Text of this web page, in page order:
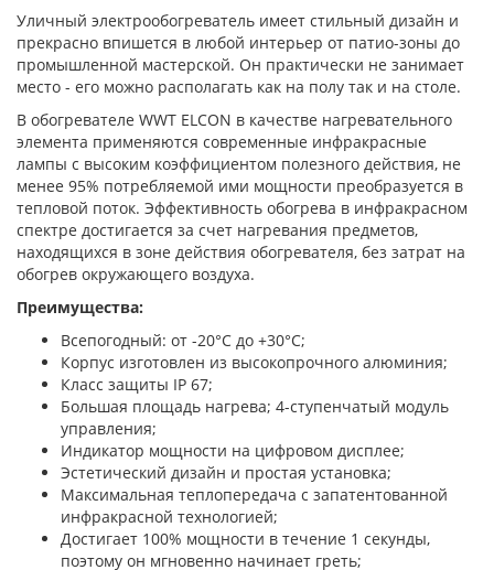
Уличный электрообогреватель имеет стильный дизайн и
прекрасно впишется в любой интерьер от патио-зоны до
промышленной мастерской. Он практически не занимает
место - его можно располагать как на полу так и на столе.
В обогревателе WWT ELCON в качестве нагревательного
элемента применяются современные инфракрасные
лампы с высоким коэффициентом полезного действия, не
менее 95% потребляемой ими мощности преобразуется в
тепловой поток. Эффективность обогрева в инфракрасном
спектре достигается за счет нагревания предметов,
находящихся в зоне действия обогревателя, без затрат на
обогрев окружающего воздуха.
Преимущества:
Всепогодный: от -20°C до +30°C;
Корпус изготовлен из высокопрочного алюминия;
Класс защиты IP 67;
Большая площадь нагрева; 4-ступенчатый модуль
управления;
Индикатор мощности на цифровом дисплее;
Эстетический дизайн и простая установка;
Максимальная теплопередача с запатентованной
инфракрасной технологией;
Достигает 100% мощности в течение 1 секунды,
поэтому он мгновенно начинает греть;